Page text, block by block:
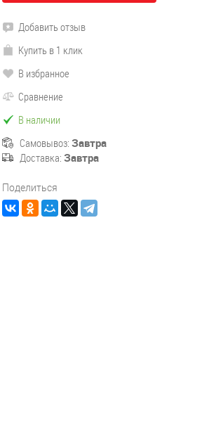
Добавить отзыв
Купить в 1 клик
В избранное
Сравнение
В наличии
Самовывоз: Завтра
Доставка: Завтра
Поделиться